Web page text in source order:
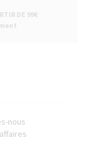
DE 99€
nous